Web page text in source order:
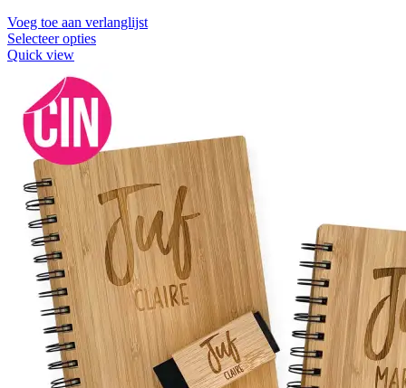
Voeg toe aan verlanglijst
Selecteer opties
Quick view